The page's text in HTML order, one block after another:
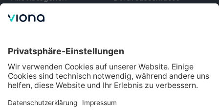
Über uns
Lernen mit Viona
Alle Partner
Partner werden